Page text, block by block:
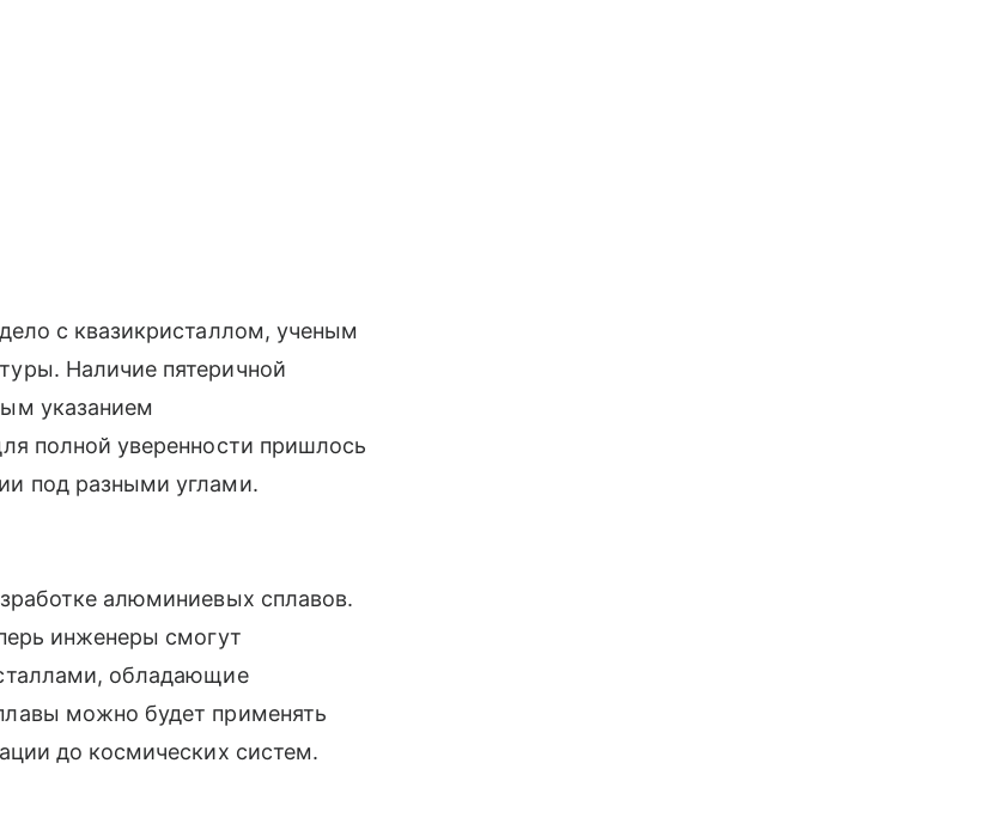
с квазикристаллом, ученым
Наличие пятеричной
указанием
полной уверенности пришлось
под разными углами.
алюминиевых сплавов.
инженеры смогут
обладающие
можно будет применять
до космических систем.